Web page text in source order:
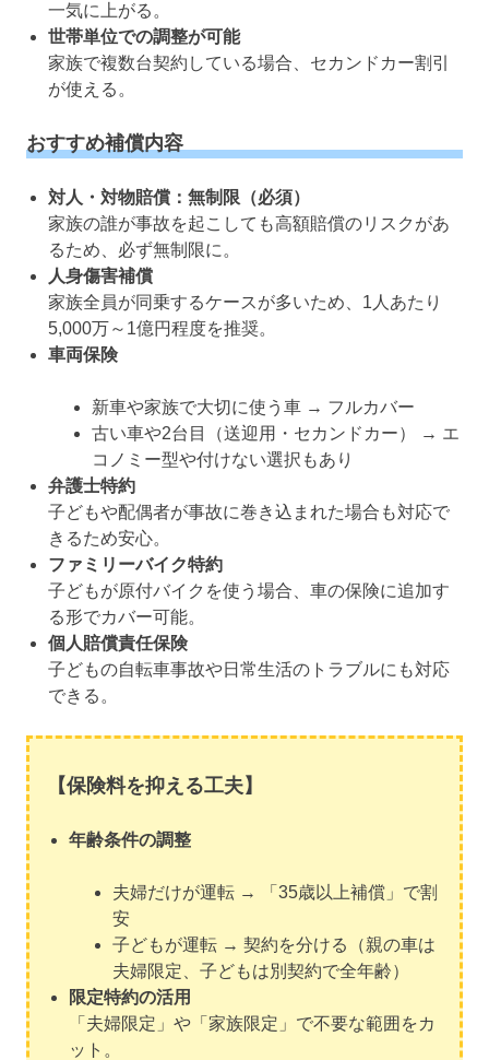
一気に上がる。
世帯単位での調整が可能
家族で複数台契約している場合、セカンドカー割引
が使える。
おすすめ補償内容
対人・対物賠償：無制限（必須）
家族の誰が事故を起こしても高額賠償のリスクがあ
るため、必ず無制限に。
人身傷害補償
家族全員が同乗するケースが多いため、1人あたり
5,000万～1億円程度を推奨。
車両保険
新車や家族で大切に使う車 → フルカバー
古い車や2台目（送迎用・セカンドカー） → エ
コノミー型や付けない選択もあり
弁護士特約
子どもや配偶者が事故に巻き込まれた場合も対応で
きるため安心。
ファミリーバイク特約
子どもが原付バイクを使う場合、車の保険に追加す
る形でカバー可能。
個人賠償責任保険
子どもの自転車事故や日常生活のトラブルにも対応
できる。
【保険料を抑える工夫】
年齢条件の調整
夫婦だけが運転 → 「35歳以上補償」で割
安
子どもが運転 → 契約を分ける（親の車は
夫婦限定、子どもは別契約で全年齢）
限定特約の活用
「夫婦限定」や「家族限定」で不要な範囲をカ
ット。